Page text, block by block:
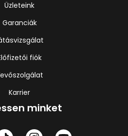
Üzleteink
Garanciák
fiók
Karrier
minket